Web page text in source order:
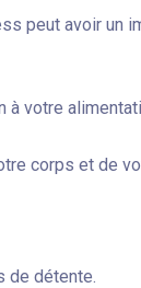
peut avoir un
votre
corps et de
de détente.